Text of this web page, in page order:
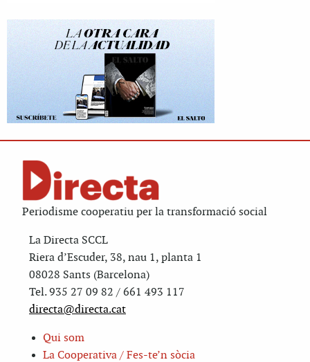
Periodisme cooperatiu per la transformació social
La Directa SCCL
Riera d’Escuder, 38, nau 1, planta 1
08028 Sants (Barcelona)
Tel. 935 27 09 82 / 661 493 117
directa@directa.cat
Qui som
La Cooperativa / Fes-te’n sòcia